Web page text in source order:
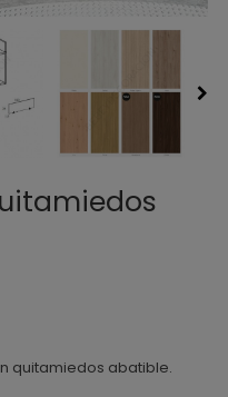
quitamiedos abatible.